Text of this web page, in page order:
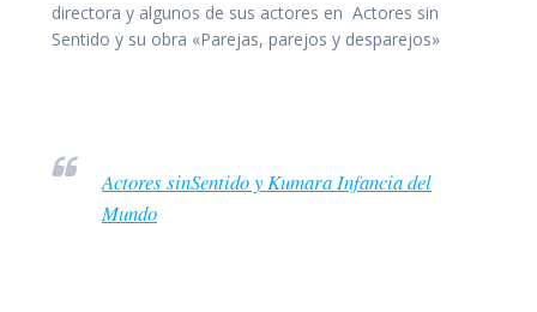
directora y algunos de sus actores en Actores sin
Sentido y su obra «Parejas, parejos y desparejos»
Actores sinSentido y Kumara Infancia del
Mundo